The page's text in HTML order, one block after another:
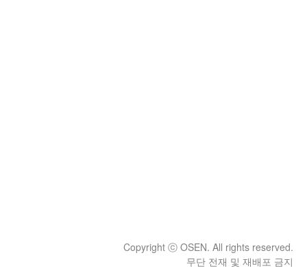
Copyright ⓒ OSEN. All rights reserved.
무단 전재 및 재배포 금지